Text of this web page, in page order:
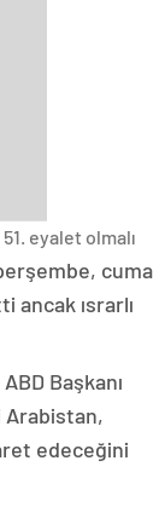
51. eyalet olmalı
cuma
ancak ısrarlı
Başkanı
Arabistan,
edeceğini